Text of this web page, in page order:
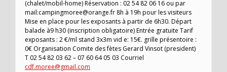
(chalet/mobil-home) Réservation : 02 54 82 06 16 ou par
mail:campingmoree@orange.fr 8h à 19h pour les visiteurs
Mise en place pour les exposants à partir de 6h30. Départ
balade à9 h30 (inscription obligatoire) Entrée gratuite Tarif
exposants : 2 €/ml stand 3x3m vid e: 15€. grille présentoire :
0€ Organisation Comite des fètes Gerard Vinsot (president)
T 02 54 82 03 62 – 07 60 64 05 03 Courriel
cdf.moree@gmail.com